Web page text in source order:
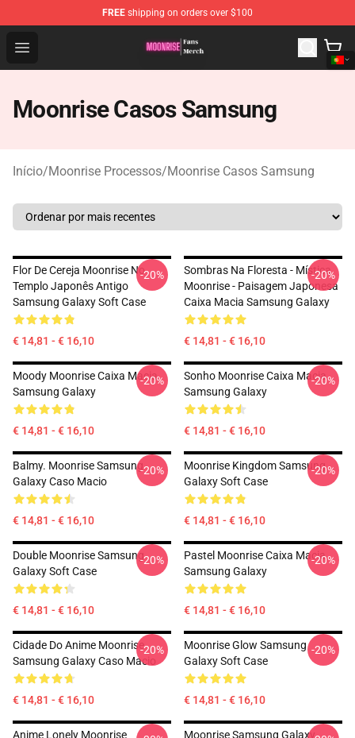
FREE shipping on orders over $100
Open menu
Moonrise Store - Official Moonrise Merchandise Shop
Moonrise Casos Samsung
Início/Moonrise Processos/Moonrise Casos Samsung
Flor De Cereja Moonrise No
Templo Japonês Antigo
Samsung Galaxy Soft Case
€ 14,81 - € 16,10
-20%
Sombras Na Floresta - Mística
Moonrise - Paisagem Japonesa
Caixa Macia Samsung Galaxy
€ 14,81 - € 16,10
-20%
Moody Moonrise Caixa Macia
Samsung Galaxy
€ 14,81 - € 16,10
-20%
Sonho Moonrise Caixa Macia
Samsung Galaxy
€ 14,81 - € 16,10
-20%
Balmy. Moonrise Samsung
Galaxy Caso Macio
€ 14,81 - € 16,10
-20%
Moonrise Kingdom Samsung
Galaxy Soft Case
€ 14,81 - € 16,10
-20%
Double Moonrise Samsung
Galaxy Soft Case
€ 14,81 - € 16,10
-20%
Pastel Moonrise Caixa Macia
Samsung Galaxy
€ 14,81 - € 16,10
-20%
Cidade Do Anime Moonrise
Samsung Galaxy Caso Macio
€ 14,81 - € 16,10
-20%
Moonrise Glow Samsung
Galaxy Soft Case
€ 14,81 - € 16,10
-20%
Anime Lonely Moonrise
Moonrise Samsung Galaxy